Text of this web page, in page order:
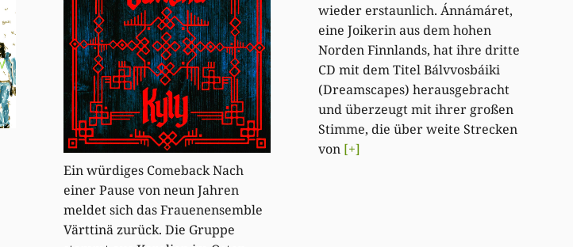
Ein würdiges Comeback Nach
einer Pause von neun Jahren
meldet sich das Frauenensemble
Värttinä zurück. Die Gruppe
wieder erstaunlich. Ánnámáret,
eine Joikerin aus dem hohen
Norden Finnlands, hat ihre dritte
CD mit dem Titel Bálvvosbáiki
(Dreamscapes) herausgebracht
und überzeugt mit ihrer großen
Stimme, die über weite Strecken
von [+]